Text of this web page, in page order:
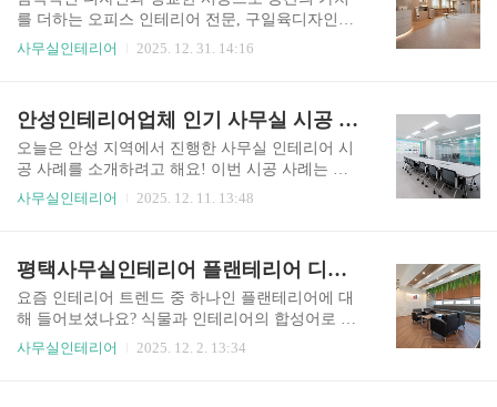
브랜드 이미지를 강화하는지, 그리고 이를 성공적
으로 구현하기 위한 구체적인 전략은 무엇인지 상
세히 살펴보도록 하겠습니다. 회사인테리어 감성
는 인테리어 접근법입니다. 회사인테리어에서 감
성 디자인을 도입하면 첫째, 방문하는 고객에게 ..
를 더하는 오피스 인테리어 전문, 구일육디자인입
니다. 최근 많은 기업이 단순한 업무 공간을 넘어
니다. 오늘 소개해 드릴 프로젝트는 강남에 위치한
IT 기업의 새로운 보금자리로 세련된 라운지와 은
은한 간접 조명이 조화를 이루는 프리미엄 사무실
시공 사례인데요. IT 기업 특유의 자유롭고 스마트
한 분위기를 살리면서도 방문객에게 신뢰감을 줄
장을 통해 저희 구일육디자인이 왜 많은 고객님께
강남인테리어업체추천 리스트로 손꼽히는지 그 ..
사무실인테리어 2025. 12. 31. 14:16
안성인테리어업체 인기 사무실 시공 브랜드 전시 수납장 개방형 회의실 설계 사례
오늘은 안성 지역에서 진행한 사무실 인테리어 시
공 사례를 소개하려고 해요! 이번 시공 사례는 안
성인테리어업체를 찾는 분들에게 도움이 될 만한
사무실 디자인이죠! 전체 디자인 방향은 깔끔하면
서도 실용적인 구성을 목표로 했어요. 부담스럽지
않게 브랜드 아이덴티티를 녹여내고 직원들이 집
중하기 좋은 업무 환경을 만드는 데 중점을 두었어
요. 특히 민트 컬러 포인트와 유리 파티션을 활용한
사무실인테리어 2025. 12. 11. 13:48
평택사무실인테리어 플랜테리어 디자인으로 쾌적함과 생산성을 동시에
요즘 인테리어 트렌드 중 하나인 플랜테리어에 대
해 들어보셨나요? 식물과 인테리어의 합성어로 자
연 친화적인 인테리어 스타일을 말하는데요. 단순
사무실인테리어 2025. 12. 2. 13:34